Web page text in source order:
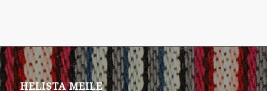
HELISTA MEILE